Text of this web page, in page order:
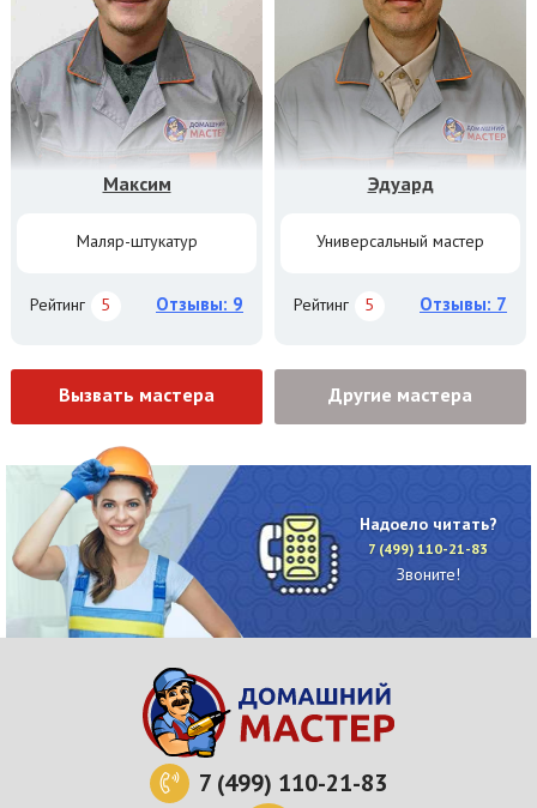
Максим
Маляр-штукатур
Рейтинг 5 Отзывы: 9
Эдуард
Универсальный мастер
Рейтинг 5 Отзывы: 7
Вызвать мастера Другие мастера
Надоело читать?
7 (499) 110-21-83
Звоните!
7 (499) 110-21-83